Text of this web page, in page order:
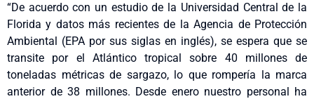
“De acuerdo con un estudio de la Universidad Central de la
Florida y datos más recientes de la Agencia de Protección
Ambiental (EPA por sus siglas en inglés), se espera que se
transite por el Atlántico tropical sobre 40 millones de
toneladas métricas de sargazo, lo que rompería la marca
anterior de 38 millones. Desde enero nuestro personal ha